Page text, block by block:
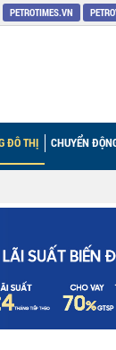
PETROTIMES.VN
ĐÔ THỊ CHUYỂN